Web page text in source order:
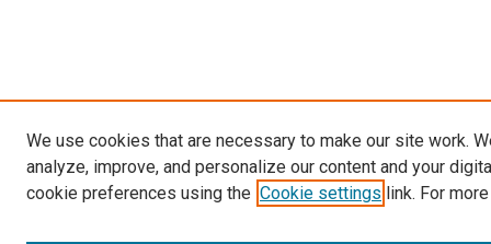
We use cookies that are necessary to make our site work.
analyze, improve, and personalize our content and your
cookie preferences using the Cookie settings link. For